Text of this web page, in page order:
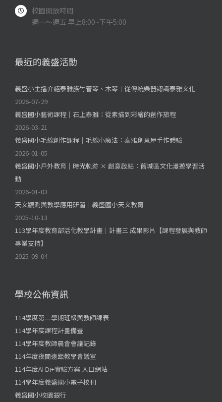
校園開放時間
週一～週五 早上8:00~下午5:00
最近的義盛活動
義盛小主播介紹泰雅族竹管琴、木琴｜從傳統樂器認識泰雅文化
2026-07-29
義盛國小藝術課程｜石上泰雅：從素描到彩繪的創作旅程
2026-03-21
義盛國小毛線創作課程｜毛線小魔法：泰雅創意屋手作體驗
2026-01-05
義盛國小戶外教育｜時光軌跡 × 創意啟點：舊城區文化漫遊學習活
動
2026-01-03
天文觀測與教學應用研習｜義盛國小天文教育
2025-10-13
113學年度教育部活化教學計畫｜計畫三 成果影片【課程發展與教師
專業支持】
2025-09-04
學校公佈資訊
114學度第二學期班級與教師課表
114學年度課程計畫備查
114學年度教師晨會會議記錄
114年度夜間遠距教學會議室
114年度AI Di+實驗方案 入口網站
114學年度義盛國小電子校刊
義盛國小校園銀行